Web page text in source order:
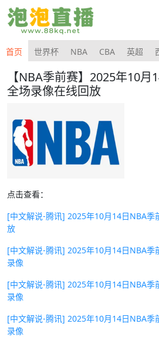
首页 世界杯 NBA CBA 英超
【NBA季前赛】2025年10月
全场录像在线回放
点击查看：
[中文解说-腾讯] 2025年10月14日NBA季
放
[中文解说-腾讯] 2025年10月14日NBA季
录像
[中文解说-腾讯] 2025年10月14日NBA季
录像
[中文解说-腾讯] 2025年10月14日NBA季
录像